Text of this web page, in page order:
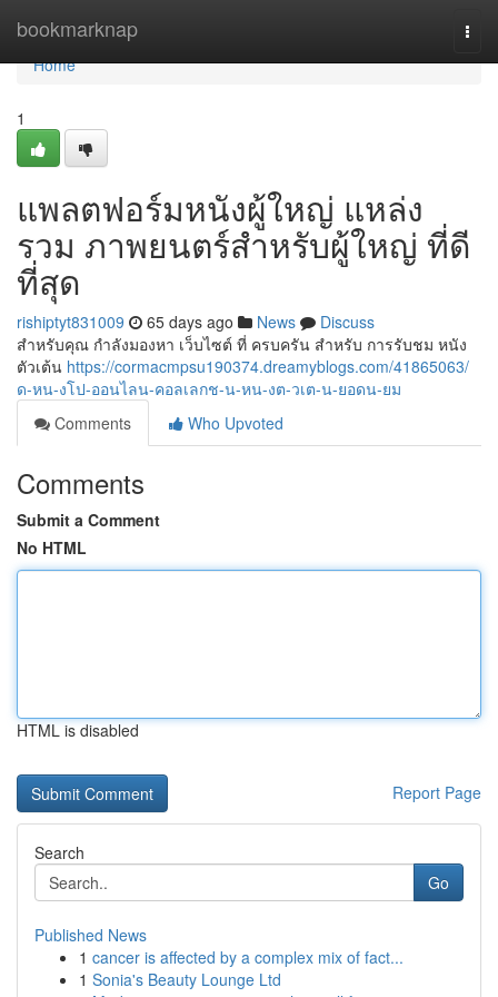
bookmarknap
Home
Home
1
แพลตฟอร์มหนังผู้ใหญ่ แหล่ง
รวม ภาพยนตร์สำหรับผู้ใหญ่ ที่ดี
ที่สุด
rishiptyt831009 65 days ago News
Discuss
สำหรับคุณ กำลังมองหา เว็บไซต์ ที่ ครบครัน สำหรับ การรับชม หนัง
ตัวเต้น https://cormacmpsu190374.dreamyblogs.com/41865063/
ด-หน-งโป-ออนไลน-คอลเลกช-น-หน-งต-วเต-น-ยอดน-ยม
Comments
Who Upvoted
Comments
Submit a Comment
No HTML
HTML is disabled
Report Page
Search
Go
Published News
1 cancer is affected by a complex mix of fact...
1 Sonia's Beauty Lounge Ltd